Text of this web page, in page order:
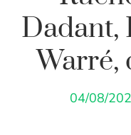
Dadant,
Warré,
04/08/